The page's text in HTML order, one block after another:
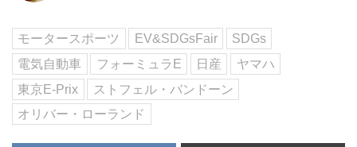
モータースポーツ EV&SDGsFair
SDGs
電気自動車
フォーミュラE 日産
ヤマハ
東京E-Prix
ストフェル・バンドーン
オリバー・ローランド